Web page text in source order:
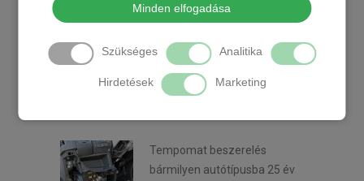
Minden elfogadása
Szükséges Analitika
Hirdetések Marketing
Utólagos tempomat
beszerelés megfizethető
áron Mazda 3-ba
Tempomat beszerelés
bármilyen autótípusba 25 év